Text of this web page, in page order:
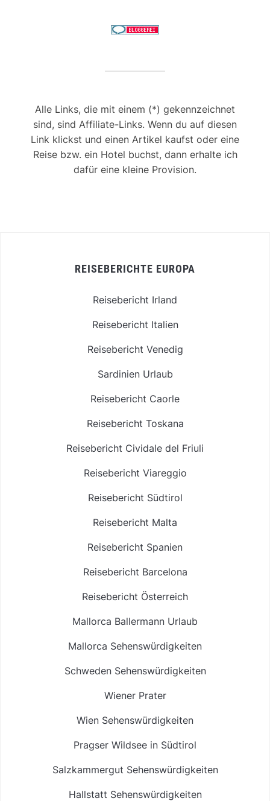
Alle Links, die mit einem (*) gekennzeichnet
sind, sind Affiliate-Links. Wenn du auf diesen
Link klickst und einen Artikel kaufst oder eine
Reise bzw. ein Hotel buchst, dann erhalte ich
dafür eine kleine Provision.
REISEBERICHTE EUROPA
Reisebericht Irland
Reisebericht Italien
Reisebericht Venedig
Sardinien Urlaub
Reisebericht Caorle
Reisebericht Toskana
Reisebericht Cividale del Friuli
Reisebericht Viareggio
Reisebericht Südtirol
Reisebericht Malta
Reisebericht Spanien
Reisebericht Barcelona
Reisebericht Österreich
Mallorca Ballermann Urlaub
Mallorca Sehenswürdigkeiten
Schweden Sehenswürdigkeiten
Wiener Prater
Wien Sehenswürdigkeiten
Pragser Wildsee in Südtirol
Salzkammergut Sehenswürdigkeiten
Hallstatt Sehenswürdigkeiten